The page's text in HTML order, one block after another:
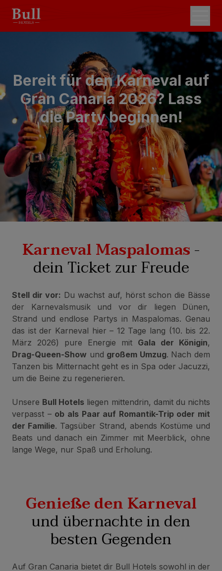
Bereit für den Karneval auf
Gran Canaria 2026? Lass
die Party beginnen!
Karneval Maspalomas-
dein Ticket zur Freude
Stell dir vor: Du wachst auf, hörst schon die Bässe
der Karnevalsmusik und vor dir liegen Dünen,
Strand und endlose Partys in Maspalomas. Genau
das ist der Karneval hier – 12 Tage lang (10. bis 22.
März 2026) pure Energie mit Gala der Königin,
Drag-Queen-Show und großem Umzug. Nach dem
Tanzen bis Mitternacht geht es in Spa oder Jacuzzi,
um die Beine zu regenerieren.
Unsere Bull Hotels liegen mittendrin, damit du nichts
verpasst – ob als Paar auf Romantik-Trip oder mit
der Familie. Tagsüber Strand, abends Kostüme und
Beats und danach ein Zimmer mit Meerblick, ohne
lange Wege, nur Spaß und Erholung.
Genieße den Karneval
und übernachte in den
besten Gegenden
Auf Gran Canaria bietet dir Bull Hotels sowohl in der